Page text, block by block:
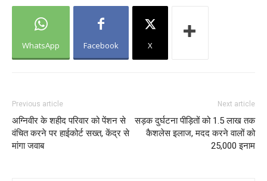
WhatsApp Facebook X
Previous article
अग्निवीर के शहीद परिवार को पेंशन से
वंचित करने पर हाईकोर्ट सख्त, केंद्र से
मांगा जवाब
Next article
सड़क दुर्घटना पीड़ितों को 1.5 लाख तक
कैशलेस इलाज, मदद करने वालों को
25,000 इनाम